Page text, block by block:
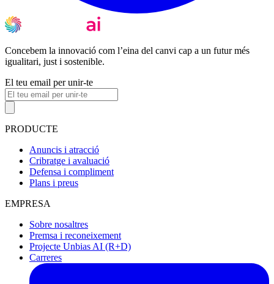
Concebem la innovació com l’eina del canvi cap a un futur més
igualitari, just i sostenible.
El teu email per unir-te
PRODUCTE
Anuncis i atracció
Cribratge i avaluació
Defensa i compliment
Plans i preus
EMPRESA
Sobre nosaltres
Premsa i reconeixement
Projecte Unbias AI (R+D)
Carreres